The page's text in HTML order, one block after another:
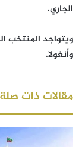
الجاري.
ويتواجد المنتخب
وأنغولا.
مقالات ذات صلة